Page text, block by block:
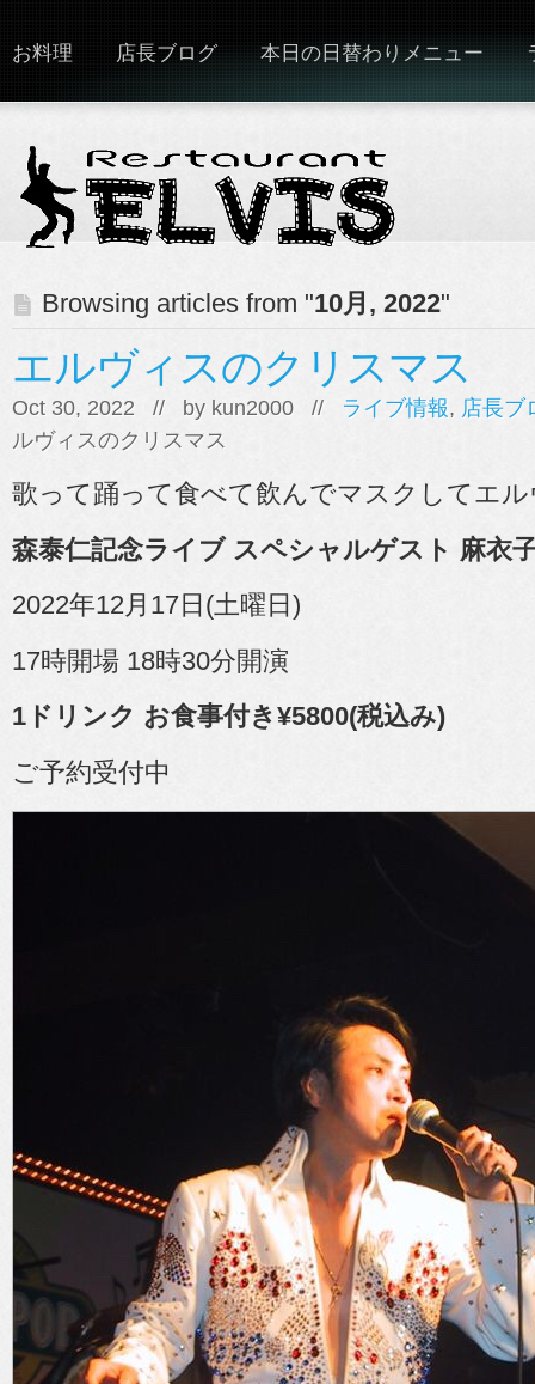
お料理 店長ブログ 本日の日替わりメニュー
Browsing articles from "10月, 2022"
エルヴィスのクリスマス
Oct 30, 2022 // by kun2000 // ライブ情報, 店長ブ
ルヴィスのクリスマス
歌って踊って食べて飲んでマスクしてエ
森泰仁記念ライブ スペシャルゲスト 麻衣
2022年12月17日(土曜日)
17時開場 18時30分開演
1ドリンク お食事付き¥5800(税込み)
ご予約受付中